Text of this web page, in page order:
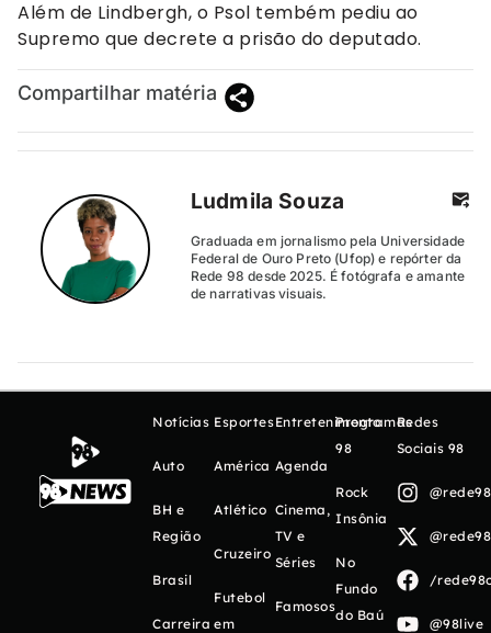
Além de Lindbergh, o Psol tembém pediu ao
Supremo que decrete a prisão do deputado.
Compartilhar matéria
Ludmila Souza
Graduada em jornalismo pela Universidade
Federal de Ouro Preto (Ufop) e repórter da
Rede 98 desde 2025. É fotógrafa e amante
de narrativas visuais.
Notícias
Auto
BH e
Região
Brasil
Carreira
Esportes
América
Atlético
Cruzeiro
Futebol
em
Entretenimento
Agenda
Cinema,
TV e
Séries
Famosos
Programas
98
Rock
Insônia
No
Fundo
do Baú
Redes
Sociais 98
/
@98live